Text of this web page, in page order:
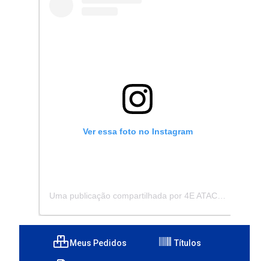
Ver essa foto no Instagram
Meus Pedidos Títulos